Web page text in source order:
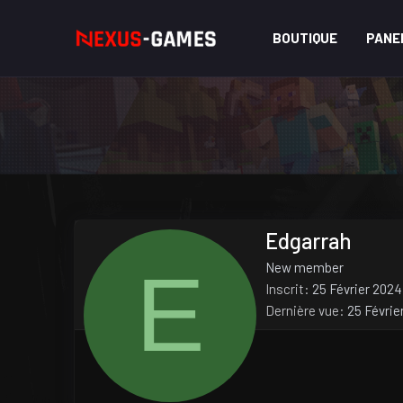
BOUTIQUE
E
Edgarrah
New member
Inscrit
25 Février 2024
Dernière vue
25